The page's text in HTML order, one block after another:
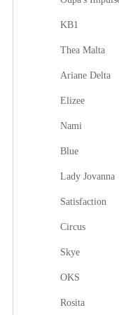
KB1
Thea Malta
Ariane Delta
Elizee
Nami
Blue
Lady Jovanna
Satisfaction
Circus
Skye
OKS
Rosita